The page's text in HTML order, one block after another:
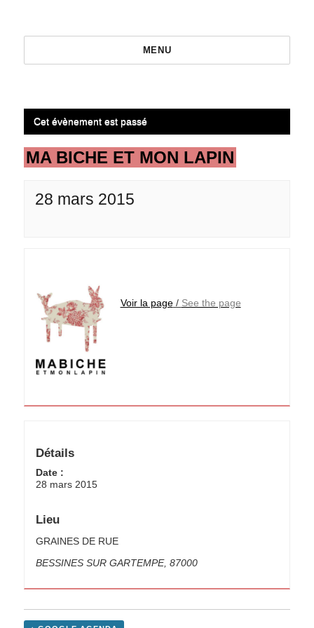
MENU
Cet évènement est passé
MA BICHE ET MON LAPIN
28 mars 2015
Voir la page/ See the page
Détails
Date :
28 mars 2015
Lieu
GRAINES DE RUE
BESSINES SUR GARTEMPE, 87000